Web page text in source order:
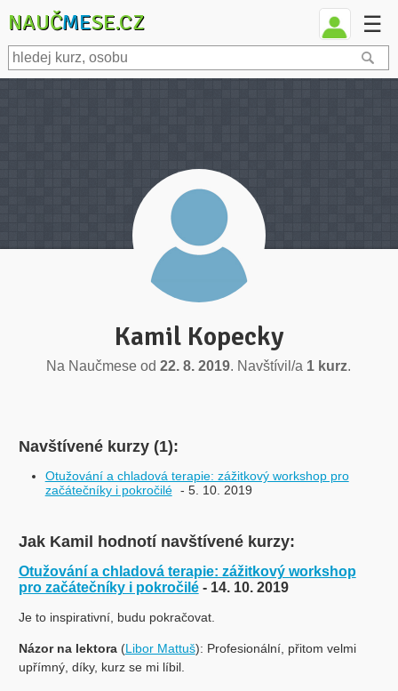
NAUČMESE.CZ ☰
Kamil Kopecky
Na Naučmese od22. 8. 2019. Navštívil/a 1 kurz.
Navštívené kurzy (1):
Otužování a chladová terapie: zážitkový workshop pro
začátečníky i pokročilé - 5. 10. 2019
Jak Kamil hodnotí navštívené kurzy:
Otužování a chladová terapie: zážitkový workshop
pro začátečníky i pokročilé - 14. 10. 2019
Je to inspirativní, budu pokračovat.
Názor na lektora(Libor Mattuš): Profesionální, přitom velmi
upřímný, díky, kurz se mi líbil.